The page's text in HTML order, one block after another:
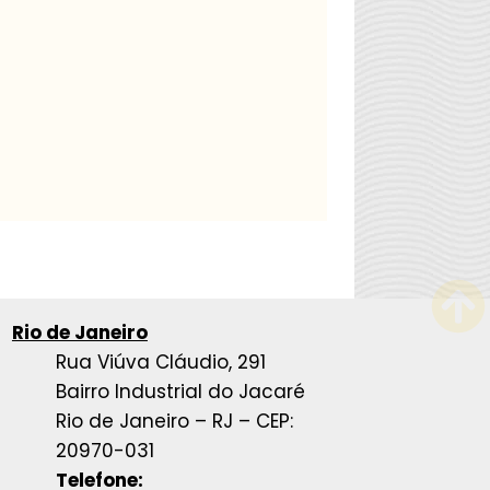
Rio de Janeiro
Rua Viúva Cláudio, 291
Bairro Industrial do Jacaré
Rio de Janeiro – RJ – CEP:
20970-031
Telefone: